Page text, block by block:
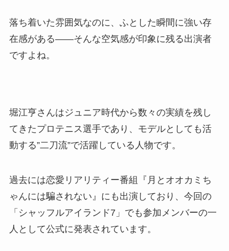
落ち着いた雰囲気なのに、ふとした瞬間に強い存
在感がある——そんな空気感が印象に残る出演者
ですよね。
堀江亨さんはジュニア時代から数々の実績を残し
てきたプロテニス選手であり、モデルとしても活
動する”二刀流”で活躍している人物です。
過去には恋愛リアリティー番組『月とオオカミち
ゃんには騙されない』にも出演しており、今回の
「シャッフルアイランド7」でも参加メンバーの一
人として公式に発表されています。